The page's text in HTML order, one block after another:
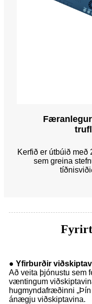
Kerfið er útbúið með
sem greina
● Yfirburðir
Að veita þjónustu sem
væntingum
hugmyndafræðinni
ánægju viðskiptavina.